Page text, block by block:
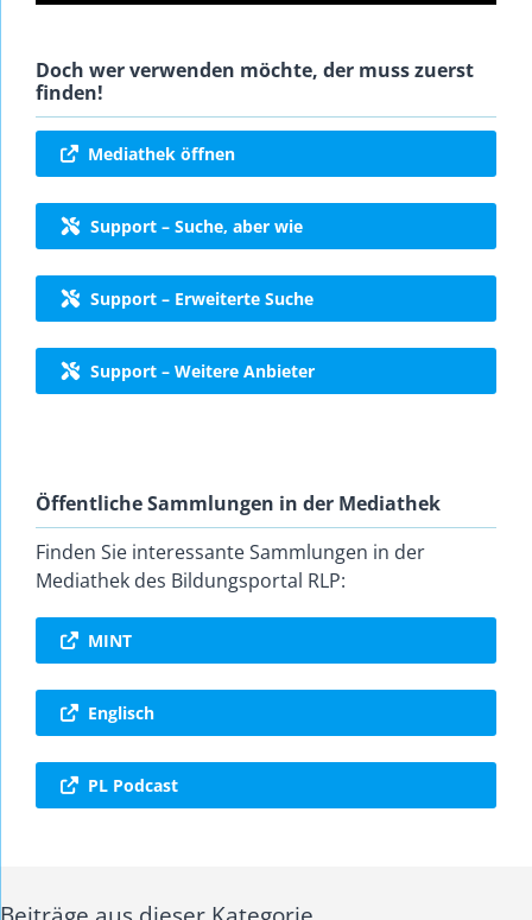
Doch wer verwenden möchte, der muss zuerst
finden!
Mediathek öffnen
Support – Suche, aber wie
Support – Erweiterte Suche
Support – Weitere Anbieter
Öffentliche Sammlungen in der Mediathek
Finden Sie interessante Sammlungen in der
Mediathek des Bildungsportal RLP:
MINT
Englisch
PL Podcast